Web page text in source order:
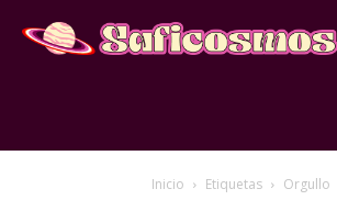
Inicio Etiquetas Orgullo